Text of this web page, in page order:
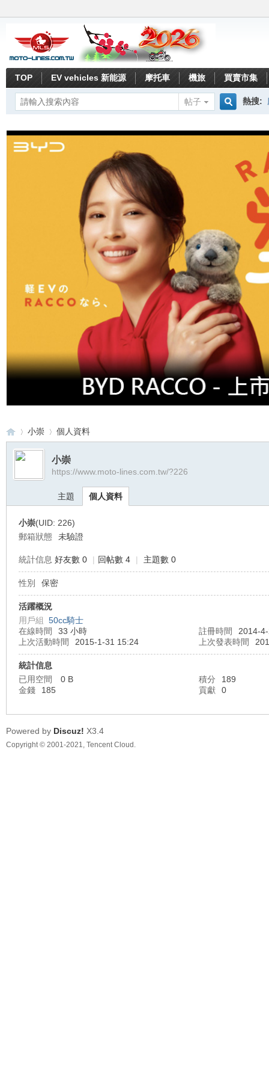
TOP EV vehicles 新能源 摩托車 機旅 買賣市集
帖子
熱搜:
›
小崇 個人資料
小崇
https://www.moto-lines.com.tw/?226
主題 個人資料
小崇(UID: 226)
郵箱狀態
未驗證
統計信息 好友數 0 | 回帖數 4 | 主題數 0
性別 保密
活躍概況
用戶組 50cc騎士
在線時間
33 小時 註冊時間
2014-
上次活動時間
2015-1-31 15:24 上次發表時間
統計信息
已用空間
0 B 積分
189
金錢
185 貢獻 0
Powered by Discuz! X3.4
Copyright © 2001-2021, Tencent Cloud.